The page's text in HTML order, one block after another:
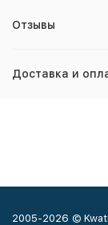
Отзывы
Доставка и
2005-2026 ©